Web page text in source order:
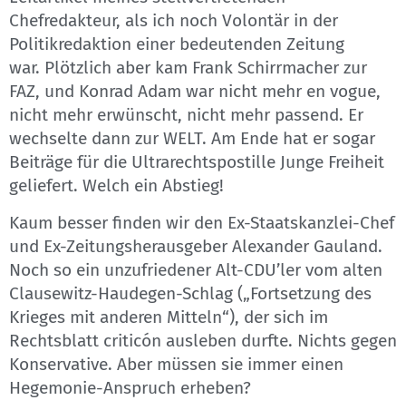
Chefredakteur, als ich noch Volontär in der
Politikredaktion einer bedeutenden Zeitung
war. Plötzlich aber kam Frank Schirrmacher zur
FAZ, und Konrad Adam war nicht mehr en vogue,
nicht mehr erwünscht, nicht mehr passend. Er
wechselte dann zur WELT. Am Ende hat er sogar
Beiträge für die Ultrarechtspostille Junge Freiheit
geliefert. Welch ein Abstieg!
Kaum besser finden wir den Ex-Staatskanzlei-Chef
und Ex-Zeitungsherausgeber Alexander Gauland.
Noch so ein unzufriedener Alt-CDU’ler vom alten
Clausewitz-Haudegen-Schlag („Fortsetzung des
Krieges mit anderen Mitteln“), der sich im
Rechtsblatt criticón ausleben durfte. Nichts gegen
Konservative. Aber müssen sie immer einen
Hegemonie-Anspruch erheben?